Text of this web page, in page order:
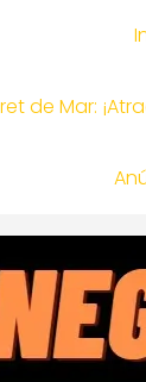
de Mar: